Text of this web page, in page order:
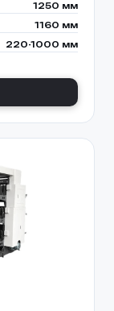
1250 мм
1160 мм
220-1000 мм